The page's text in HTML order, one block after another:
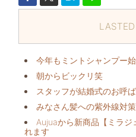
今年もミントシャンプー
朝からビックリ️笑
スタッフが結婚式のお呼
みなさん髪への紫外線対
Aujuaから新商品【ミラジ
れます